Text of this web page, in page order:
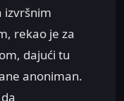
izvršnim
rekao je za
dajući tu
anoniman.